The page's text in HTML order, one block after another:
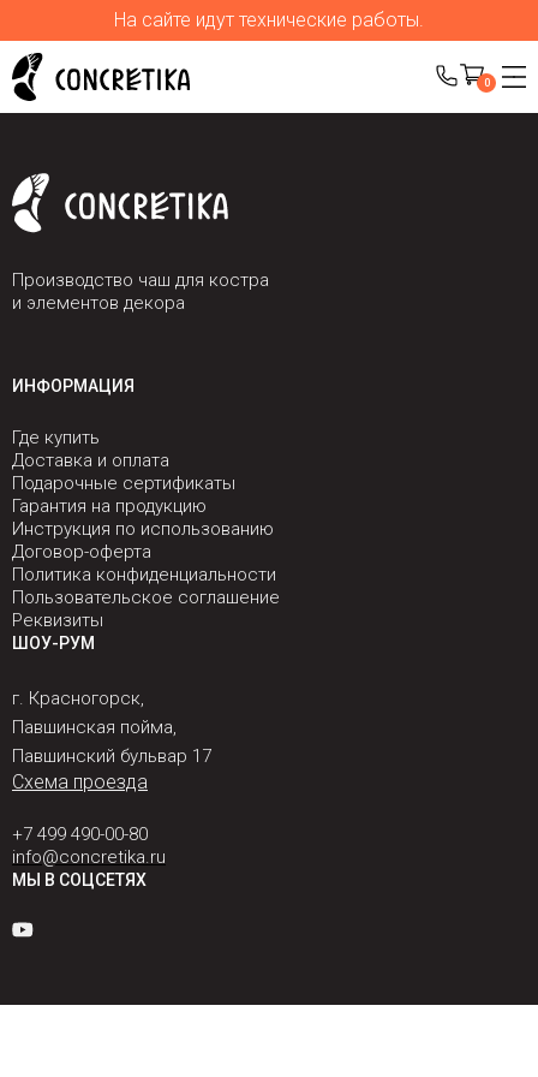
На сайте идут технические работы.
0
Производство чаш для костра
и элементов декора
ИНФОРМАЦИЯ
Где купить
Доставка и оплата
Подарочные сертификаты
Гарантия на продукцию
Инструкция по использованию
Договор-оферта
Политика конфиденциальности
Пользовательское соглашение
Реквизиты
ШОУ-РУМ
г. Красногорск,
Павшинская пойма,
Павшинский бульвар 17
Схема проезда
+7 499 490-00-80
info@concretika.ru
МЫ В СОЦСЕТЯХ